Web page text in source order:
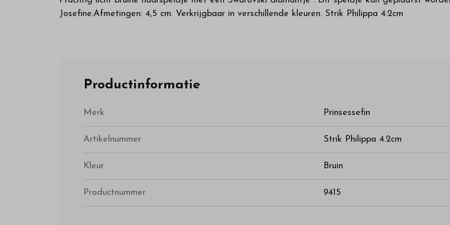
Josefine.Afmetingen: 4,5 cm. Verkrijgbaar in verschillende kleuren. Strik Philippa 4.2cm
Productinformatie
Merk Prinsessefin
Artikelnummer Strik Philippa 4.2cm
Kleur Bruin
Productnummer 9415